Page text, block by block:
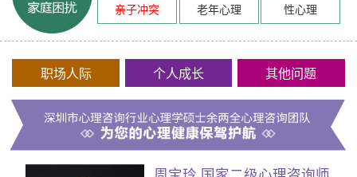
亲子冲突
老年心理 性心理
职场人际 个人成长 其他问题